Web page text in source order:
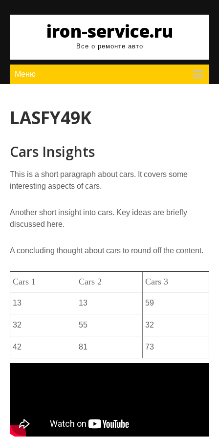
содержимомуiron-service.ru
Все о ремонте авто
Меню
LASFY49K
Cars Insights
This is a short paragraph about cars. It covers some
interesting aspects of cars.
Another short insight into cars. Key ideas are briefly
discussed here.
A concluding thought about cars to round off the content.
Cars 1 Cars 2 Cars 3
13 13 59
32 55 32
42 81 73